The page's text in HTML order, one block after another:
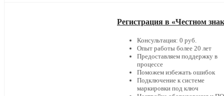
Регистрация в «Честном
Консультация: 0 руб.
Опыт работы более 20 лет
Предоставляем поддержку в
процессе
Поможем избежать ошибок
Подключение к системе
маркировки под ключ